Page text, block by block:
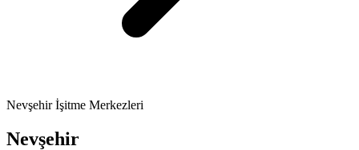
Nevşehir İşitme Merkezleri
Nevşehir